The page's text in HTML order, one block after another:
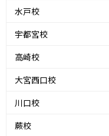
水戸校
宇都宮校
高崎校
大宮西口校
川口校
蕨校